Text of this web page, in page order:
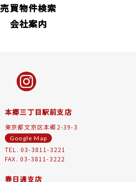
売買物件検索
会社案内
本郷三丁目駅前支店
東京都文京区本郷2-39-3
Google Map
TEL. 03-3811-3221
FAX. 03-3811-3222
春日通支店